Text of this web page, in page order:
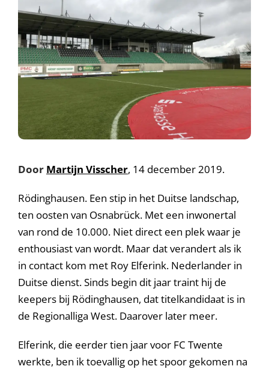
Door Martijn Visscher, 14 december 2019.
Rödinghausen. Een stip in het Duitse landschap,
ten oosten van Osnabrück. Met een inwonertal
van rond de 10.000. Niet direct een plek waar je
enthousiast van wordt. Maar dat verandert als ik
in contact kom met Roy Elferink. Nederlander in
Duitse dienst. Sinds begin dit jaar traint hij de
keepers bij Rödinghausen, dat titelkandidaat is in
de Regionalliga West. Daarover later meer.
Elferink, die eerder tien jaar voor FC Twente
werkte, ben ik toevallig op het spoor gekomen na